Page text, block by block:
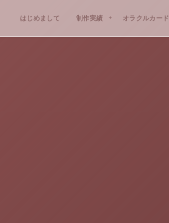
はじめまして
PROFILE 制作実績
WORKS オラクルカード